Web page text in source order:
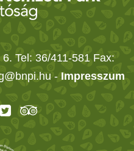
Tel: 36/411-581 Fax:
- Impresszum